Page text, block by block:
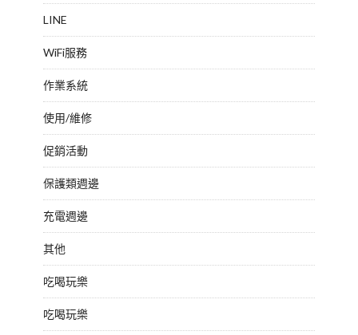
LINE
WiFi服務
作業系統
使用/維修
促銷活動
保護類週邊
充電週邊
其他
吃喝玩樂
吃喝玩樂